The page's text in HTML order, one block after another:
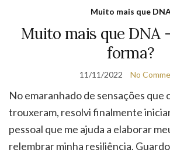
Muito mais que
Muito mais que DNA
forma?
11/11/2022 No
No emaranhado de sensações que
trouxeram, resolvi finalmente
pessoal que me ajuda a elaborar
relembrar minha resiliência.